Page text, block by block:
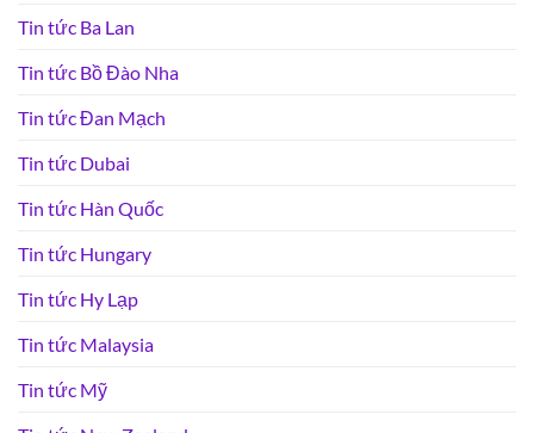
Tin tức Ba Lan
Tin tức Bồ Đào Nha
Tin tức Đan Mạch
Tin tức Dubai
Tin tức Hàn Quốc
Tin tức Hungary
Tin tức Hy Lạp
Tin tức Malaysia
Tin tức Mỹ